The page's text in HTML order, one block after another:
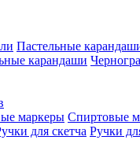
Пастельные
карандаши
маркеры Спиртовые
для скетча Ручки